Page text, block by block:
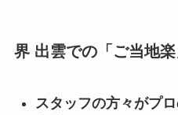
界 出雲での「ご当地
スタッフの方々がプ